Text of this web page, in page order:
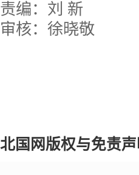
责编：刘 新
审核：徐晓敬
北国网版权与免责声